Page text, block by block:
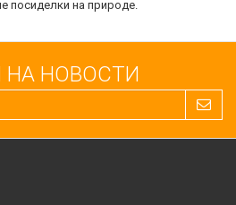
посиделки на природе.
НА НОВОСТИ